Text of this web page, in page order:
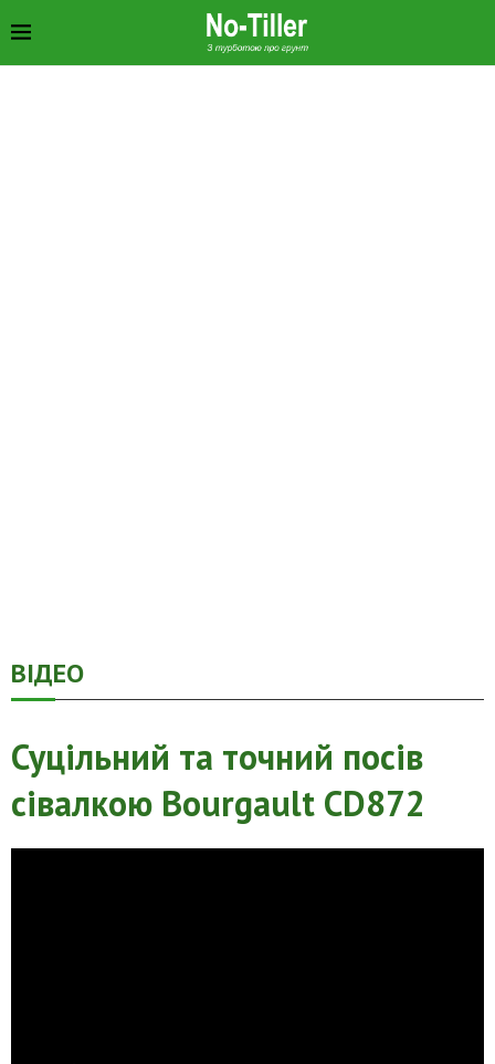
ВІДЕО
Суцільний та точний посів
сівалкою Bourgault CD872